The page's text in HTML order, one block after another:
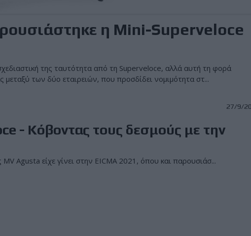
η Mini-Superveloce
της ταυτότητα από τη Superveloce, αλλά αυτή τη φορά
μεταξύ των δύο εταιρειών, που προσδίδει νομιμότητα στ...
27/9/
- Κόβοντας τους δεσμούς με την
Agusta είχε γίνει στην EICMA 2021, όπου και παρουσιάσ...